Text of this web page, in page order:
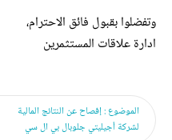
وتفضلوا بقبول فائق الاحترام،
ادارة علاقات المستثمرين
الموضوع : إفصاح عن النتائج المالية
لشركة أجيليتي جلوبال بي ال سي